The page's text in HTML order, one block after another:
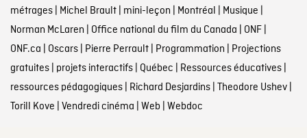
métrages| Michel Brault| mini-leçon | Montréal | Musique |
Norman McLaren | Office national du film du Canada | ONF|
ONF.ca | Oscars| Pierre Perrault| Programmation | Projections
gratuites| projets interactifs| Québec | Ressources éducatives|
ressources pédagogiques| Richard Desjardins| Theodore Ushev|
Torill Kove | Vendredi cinéma | Web | Webdoc